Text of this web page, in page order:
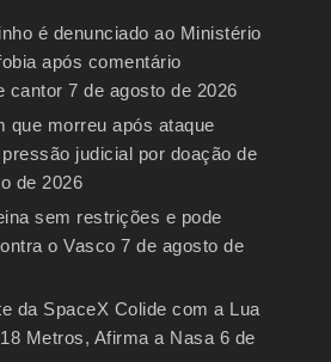
é denunciado ao Ministério
após comentário
cantor 7 de agosto de 2026
que morreu após ataque
judicial por doação de
de 2026
sem restrições e pode
o Vasco 7 de agosto de
da SpaceX Colide com a Lua
Metros, Afirma a Nasa 6 de